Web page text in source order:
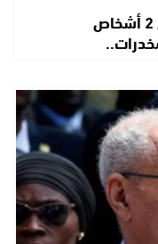
فرقة مكافحة العصابات طَاحْتْ عْلَى 2 أشخاص